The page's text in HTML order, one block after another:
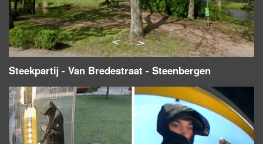
Steekpartij - Van Bredestraat - Steenbergen